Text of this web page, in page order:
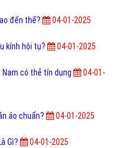
đến thế? 04-01-2025
kính hội tụ? 04-01-2025
Nam có thẻ tín dụng
04-01-
áo chuẩn? 04-01-2025
Gì? 04-01-2025